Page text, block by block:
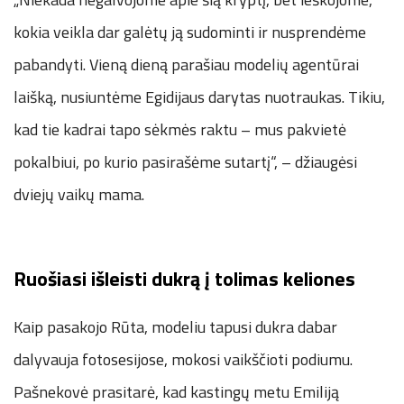
kokia veikla dar galėtų ją sudominti ir nusprendėme
pabandyti. Vieną dieną parašiau modelių agentūrai
laišką, nusiuntėme Egidijaus darytas nuotraukas. Tikiu,
kad tie kadrai tapo sėkmės raktu – mus pakvietė
pokalbiui, po kurio pasirašėme sutartį“, – džiaugėsi
dviejų vaikų mama.
Ruošiasi išleisti dukrą į tolimas keliones
Kaip pasakojo Rūta, modeliu tapusi dukra dabar
dalyvauja fotosesijose, mokosi vaikščioti podiumu.
Pašnekovė prasitarė, kad kastingų metu Emiliją